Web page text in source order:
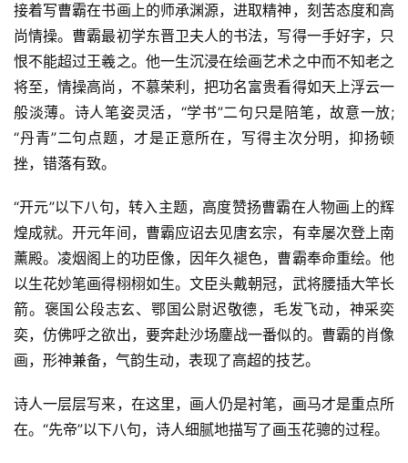
接着写曹霸在书画上的师承渊源，进取精神，刻苦态度和高
尚情操。曹霸最初学东晋卫夫人的书法，写得一手好字，只
恨不能超过王羲之。他一生沉浸在绘画艺术之中而不知老之
将至，情操高尚，不慕荣利，把功名富贵看得如天上浮云一
般淡薄。诗人笔姿灵活，“学书”二句只是陪笔，故意一放;
“丹青”二句点题，才是正意所在，写得主次分明，抑扬顿
挫，错落有致。
“开元”以下八句，转入主题，高度赞扬曹霸在人物画上的辉
煌成就。开元年间，曹霸应诏去见唐玄宗，有幸屡次登上南
薰殿。凌烟阁上的功臣像，因年久褪色，曹霸奉命重绘。他
以生花妙笔画得栩栩如生。文臣头戴朝冠，武将腰插大竿长
箭。褒国公段志玄、鄂国公尉迟敬德，毛发飞动，神采奕
奕，仿佛呼之欲出，要奔赴沙场鏖战一番似的。曹霸的肖像
画，形神兼备，气韵生动，表现了高超的技艺。
诗人一层层写来，在这里，画人仍是衬笔，画马才是重点所
在。“先帝”以下八句，诗人细腻地描写了画玉花骢的过程。